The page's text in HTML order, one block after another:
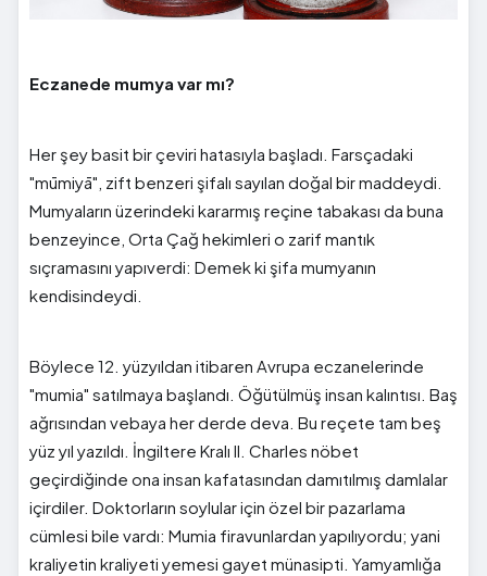
Eczanede mumya var mı?
Her şey basit bir çeviri hatasıyla başladı. Farsçadaki
"mūmiyā", zift benzeri şifalı sayılan doğal bir maddeydi.
Mumyaların üzerindeki kararmış reçine tabakası da buna
benzeyince, Orta Çağ hekimleri o zarif mantık
sıçramasını yapıverdi: Demek ki şifa mumyanın
kendisindeydi.
Böylece 12. yüzyıldan itibaren Avrupa eczanelerinde
"mumia" satılmaya başlandı. Öğütülmüş insan kalıntısı. Baş
ağrısından vebaya her derde deva. Bu reçete tam beş
yüz yıl yazıldı. İngiltere Kralı II. Charles nöbet
geçirdiğinde ona insan kafatasından damıtılmış damlalar
içirdiler. Doktorların soylular için özel bir pazarlama
cümlesi bile vardı: Mumia firavunlardan yapılıyordu; yani
kraliyetin kraliyeti yemesi gayet münasipti. Yamyamlığa